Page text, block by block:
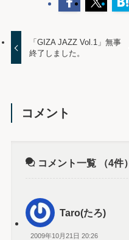
「GIZA JAZZ Vol.1」無事
終了しました。
コメント
コメント一覧 （4件）
Taro(たろ)
2009年10月21日 20:26